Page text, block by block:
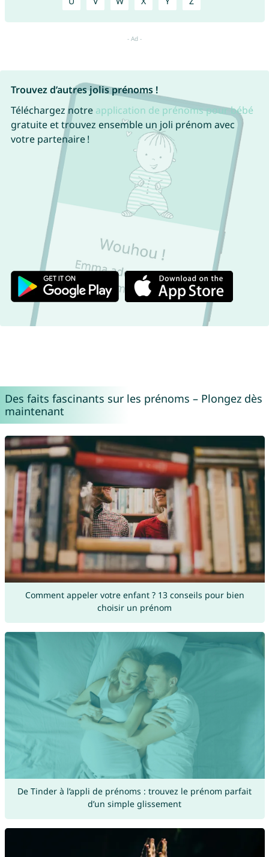
Trouvez d’autres jolis prénoms !
Téléchargez notre application de prénoms pour bébé
gratuite et trouvez ensemble un joli prénom avec
votre partenaire !
Des faits fascinants sur les prénoms – Plongez dès
maintenant
Comment appeler votre enfant ? 13 conseils pour bien
choisir un prénom
De Tinder à l’appli de prénoms : trouvez le prénom parfait
d’un simple glissement